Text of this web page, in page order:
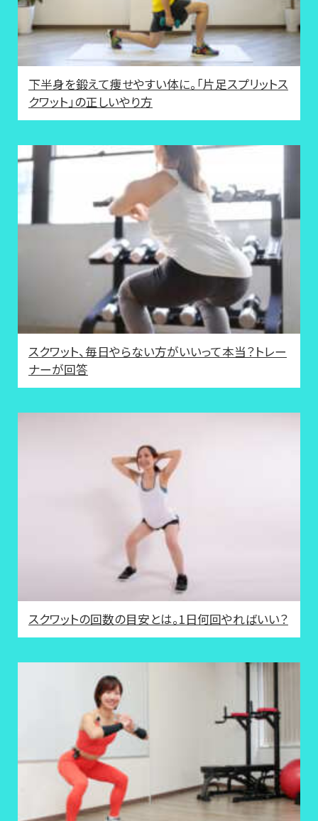
下半身を鍛えて痩せやすい体に。「片足スプリットス
クワット」の正しいやり方
スクワット、毎日やらない方がいいって本当？トレー
ナーが回答
スクワットの回数の目安とは。1日何回やればいい？